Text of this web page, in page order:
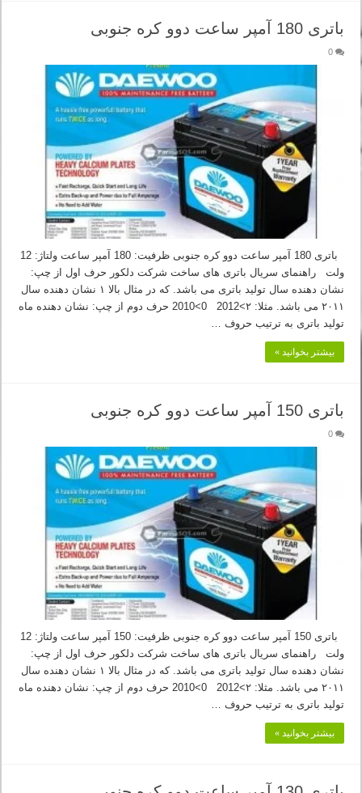
باتری 180 آمپر ساعت دوو کره جنوبی
0
باتری 180 آمپر ساعت دوو کره جنوبی ظرفیت: 180 آمپر ساعت ولتاژ: 12
ولت راهنمای سریال باتری های ساخت شرکت دلکور حرف اول از چپ:
نشان دهنده سال تولید باتری می باشد. که در مثال بالا ۱ نشان دهنده سال
۲۰۱۱ می باشد. مثلا: ۲>2012 0>2010 حرف دوم از چپ: نشان دهنده ماه
تولید باتری به ترتیب حروف …
بیشتر بخوانید »
باتری 150 آمپر ساعت دوو کره جنوبی
0
باتری 150 آمپر ساعت دوو کره جنوبی ظرفیت: 150 آمپر ساعت ولتاژ: 12
ولت راهنمای سریال باتری های ساخت شرکت دلکور حرف اول از چپ:
نشان دهنده سال تولید باتری می باشد. که در مثال بالا ۱ نشان دهنده سال
۲۰۱۱ می باشد. مثلا: ۲>2012 0>2010 حرف دوم از چپ: نشان دهنده ماه
تولید باتری به ترتیب حروف …
بیشتر بخوانید »